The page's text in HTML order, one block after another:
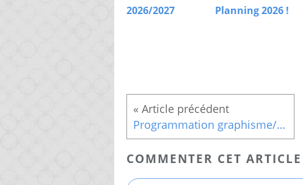
2026/2027
Planning 2026 !
Programmation graphisme/écriture période 2
COMMENTER CET ARTICLE